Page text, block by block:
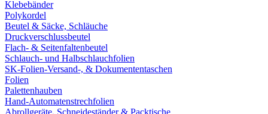
Klebebänder
Polykordel
Beutel & Säcke, Schläuche
Druckverschlussbeutel
Flach- & Seitenfaltenbeutel
Schlauch- und Halbschlauchfolien
SK-Folien-Versand-, & Dokumententaschen
Folien
Palettenhauben
Hand-Automatenstrechfolien